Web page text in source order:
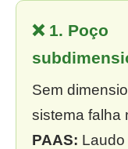
❌ 1. Poço
Sem
sistema falha
PAAS: Laudo